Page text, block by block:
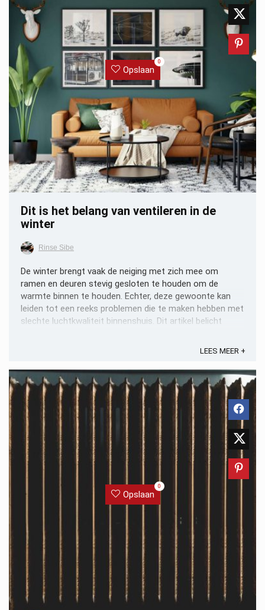
Opslaan
0
Dit is het belang van ventileren in de
winter
Rinse Sibe
De winter brengt vaak de neiging met zich mee om
ramen en deuren stevig gesloten te houden om de
warmte binnen te houden. Echter, deze gewoonte kan
leiden tot een reeks problemen die te maken hebben met
slechte luchtkwaliteit binnenshuis. Dit artikel belicht
LEES MEER +
Opslaan
0